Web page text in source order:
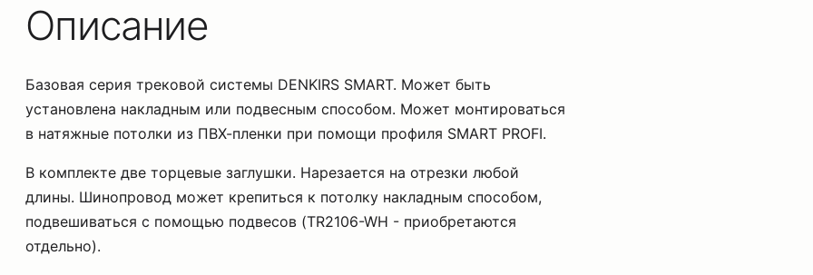
Описание
Базовая серия трековой системы DENKIRS SMART. Может быть
установлена накладным или подвесным способом. Может монтироваться
в натяжные потолки из ПВХ-пленки при помощи профиля SMART PROFI.
В комплекте две торцевые заглушки. Нарезается на отрезки любой
длины. Шинопровод может крепиться к потолку накладным способом,
подвешиваться с помощью подвесов (TR2106-WH - приобретаются
отдельно).